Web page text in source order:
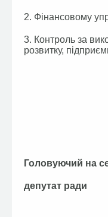
2. Фінансовому
3. Контроль за
розвитку,
Головуючий на